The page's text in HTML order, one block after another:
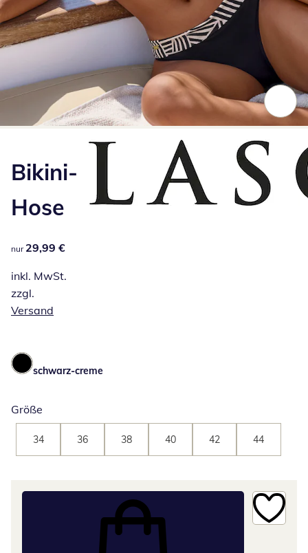
Bikini-
Hose
29,99 €
nur 29,99 €
inkl. MwSt.
zzgl.
Versand
schwarz-creme
Größe
34 36 38 40 42 44